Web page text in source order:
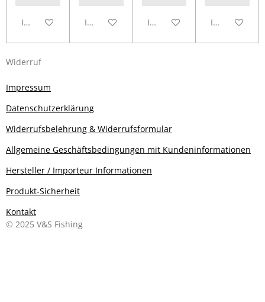
In den WarenkorbIn den WarenkorbIn den WarenkorbIn den
Widerruf
Impressum
Datenschutzerklärung
Widerrufsbelehrung & Widerrufsformular
Allgemeine Geschäftsbedingungen mit Kundeninformationen
Hersteller / Importeur Informationen
Produkt-Sicherheit
Kontakt
© 2025 V&S Fishing